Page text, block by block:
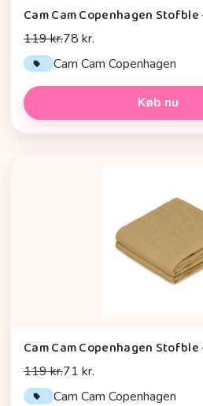
119 kr.78 kr.
Cam Cam Copenhagen
Køb nu
119 kr.71 kr.
Cam Cam Copenhagen